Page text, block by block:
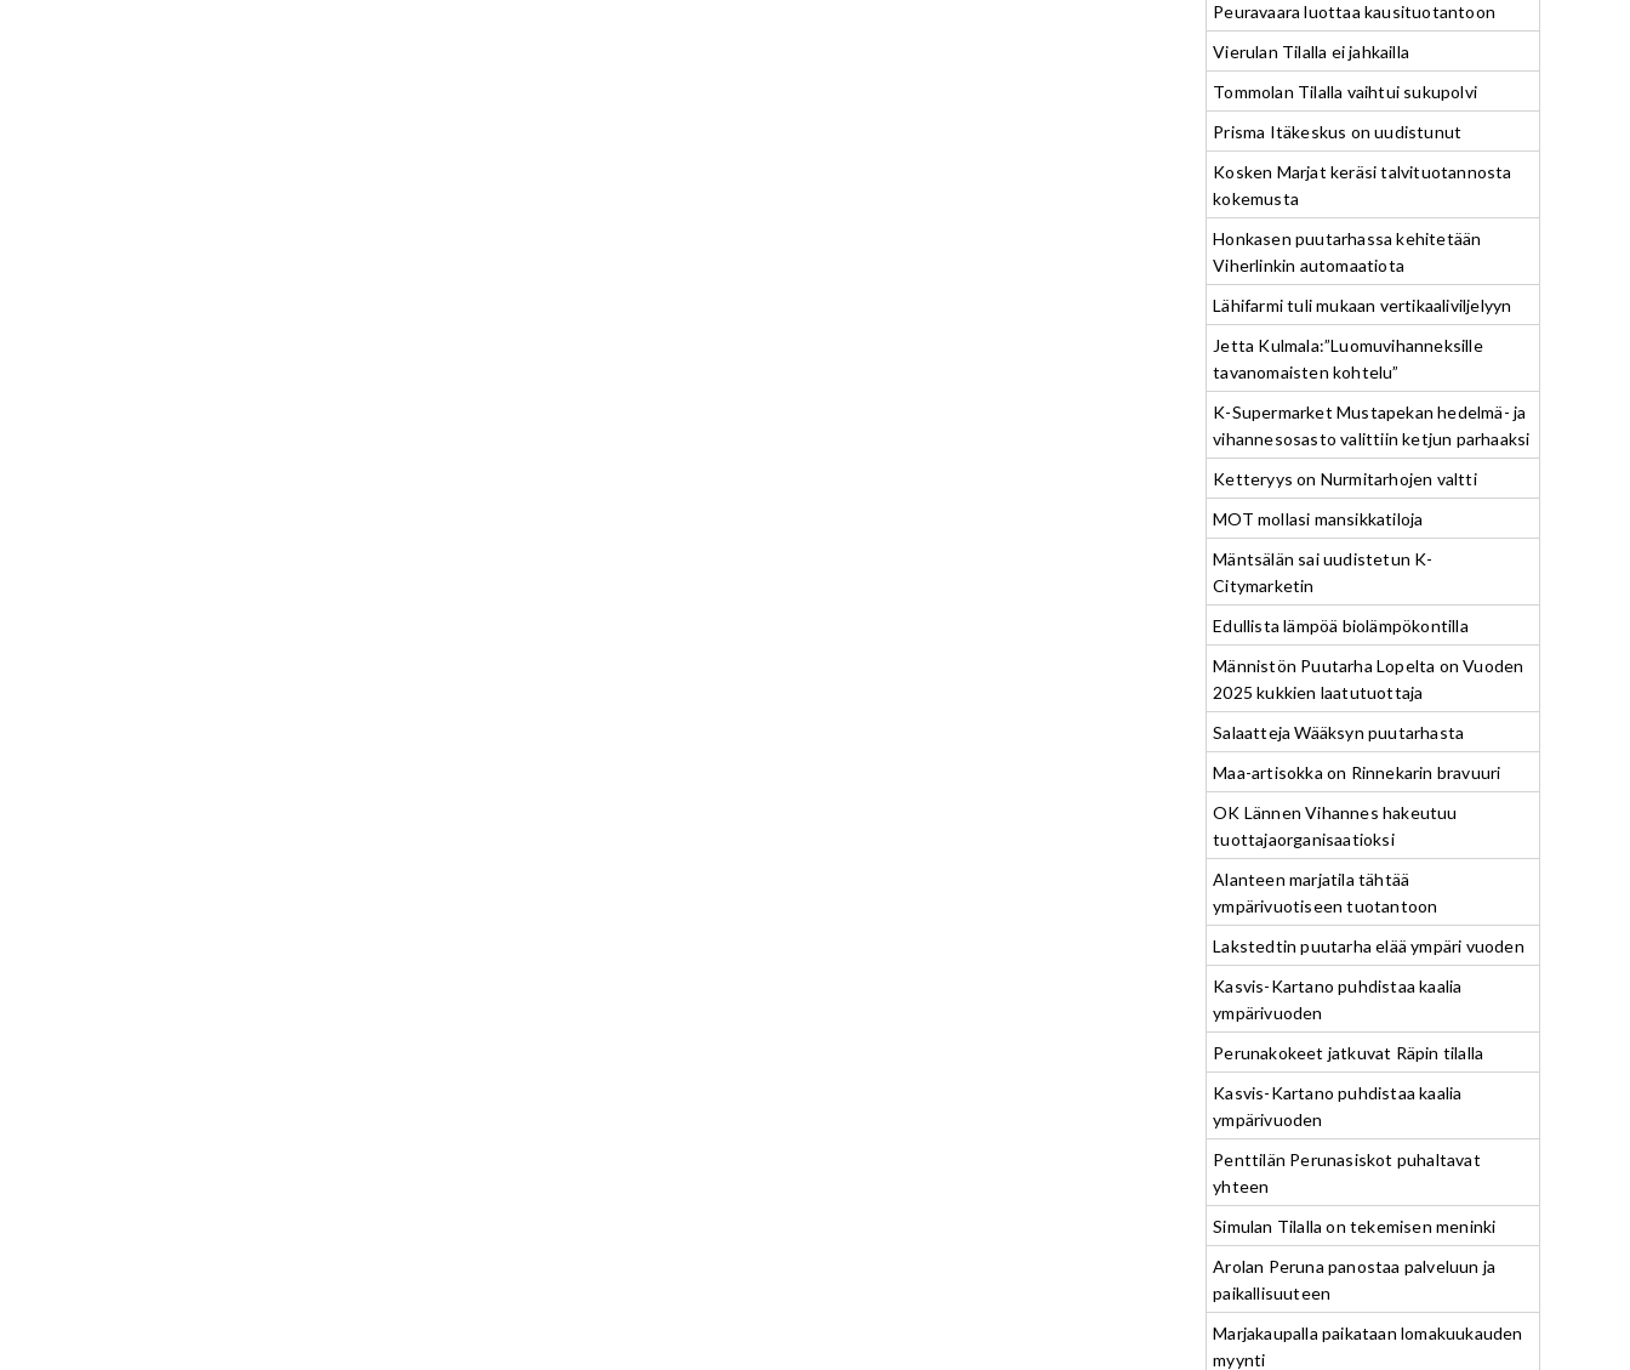
Peuravaara luottaa kausituotantoon
Vierulan Tilalla ei jahkailla
Tommolan Tilalla vaihtui sukupolvi
Prisma Itäkeskus on uudistunut
Kosken Marjat keräsi talvituotannosta
kokemusta
Honkasen puutarhassa kehitetään
Viherlinkin automaatiota
Lähifarmi tuli mukaan vertikaaliviljelyyn
Jetta Kulmala:”Luomuvihanneksille
tavanomaisten kohtelu”
K-Supermarket Mustapekan hedelmä- ja
vihannesosasto valittiin ketjun parhaaksi
Ketteryys on Nurmitarhojen valtti
MOT mollasi mansikkatiloja
Mäntsälän sai uudistetun K-
Citymarketin
Edullista lämpöä biolämpökontilla
Männistön Puutarha Lopelta on Vuoden
2025 kukkien laatutuottaja
Salaatteja Wääksyn puutarhasta
Maa-artisokka on Rinnekarin bravuuri
OK Lännen Vihannes hakeutuu
tuottajaorganisaatioksi
Alanteen marjatila tähtää
ympärivuotiseen tuotantoon
Lakstedtin puutarha elää ympäri vuoden
Kasvis-Kartano puhdistaa kaalia
ympärivuoden
Perunakokeet jatkuvat Räpin tilalla
Kasvis-Kartano puhdistaa kaalia
ympärivuoden
Penttilän Perunasiskot puhaltavat
yhteen
Simulan Tilalla on tekemisen meninki
Arolan Peruna panostaa palveluun ja
paikallisuuteen
Marjakaupalla paikataan lomakuukauden
myynti